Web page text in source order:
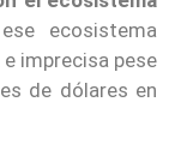
ecosistema
imprecisa pese
de dólares en